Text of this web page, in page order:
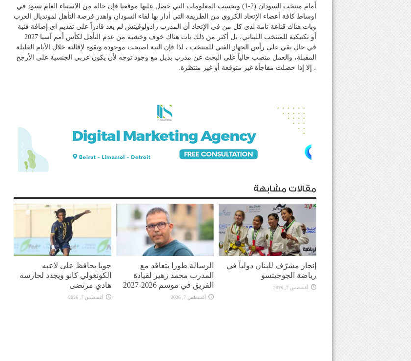
أمام منتخب السودان (2-1) وبحسب المعلومات التي حصل عليها موقعنا فإن حالة من الإستياء العام تسود في
اوساط كافة أعضاء الإتحاد الكروي من الطريقة التي أدار بها لقاء السودان واهدر فرصة التأهل لمونديال العرب
وبات هناك قناعة تامة لدى كل من في الإتحاد أن المدرب رادولوفيتش لم يعد قادراً على تقديم اي إضافة فنية
أو تكتيكية للمنتخب اللبناني، بل أكثر من ذلك بات هناك خوف وخشية من عدم التأهل لكأس أمم آسيا 2027
في حال بقي على رأس الجهاز الفني للمنتخب ، لذا فإن النية اصبحت موجودة وبقوة لإقالته خلال الأيام القليلة
المقبلة، والعمل منصب حالياً على البحث عن مدرب بديل مع وجود توجه لأن يكون عربي الجنسية على الأرجح
، إلا إذا حصلت مفاجأة غير متوقعة أو غير منتظرة.
مقالات مشابهة
إنجاز مشرّف للبنان دولياً في
رياضة الجوجيتسو
أغسطس 7, 2026
الرسالة طورا يتعاقد مع
المدرب محمد زهير لقيادة
الفريق في موسم 2026-2027
أغسطس 7, 2026
جويا يحافظ على لاعبه
الكونغولي كانو ويجدد لحارسه
هادي مرتضى
أغسطس 7, 2026